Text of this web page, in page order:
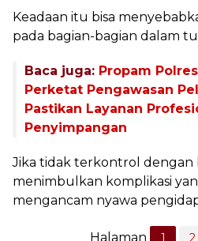
Keadaan itu bisa
pada bagian-bagian dalam
Baca juga: Propam
Perketat Pengawasan
Pastikan Layanan
Penyimpangan
Jika tidak terkontrol dengan
menimbulkan komplikasi
mengancam nyawa
Halaman 1 2